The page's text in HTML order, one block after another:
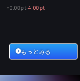
-0.00pt-4.00pt
もっとみる